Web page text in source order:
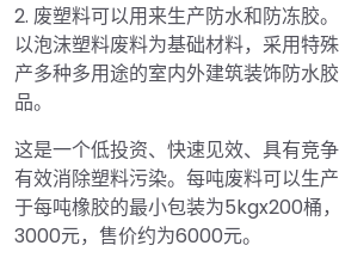
2. 废塑料可以用来生产防水和防冻胶。
以泡沫塑料废料为基础材料，采用特
产多种多用途的室内外建筑装饰防水
品。
这是一个低投资、快速见效、具有竞
有效消除塑料污染。每吨废料可以生
于每吨橡胶的最小包装为5kgx200桶
3000元，售价约为6000元。